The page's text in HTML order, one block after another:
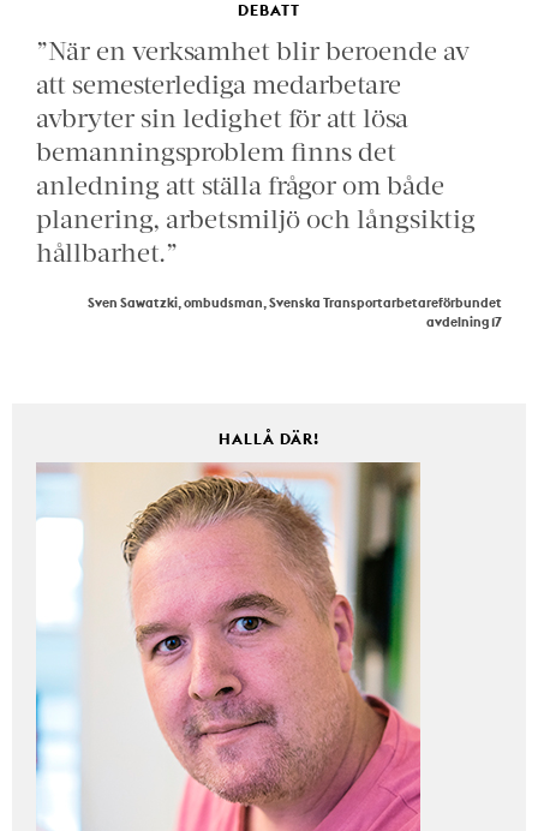
DEBATT
”När en verksamhet blir beroende av
att semesterlediga medarbetare
avbryter sin ledighet för att lösa
bemanningsproblem finns det
anledning att ställa frågor om både
planering, arbetsmiljö och långsiktig
hållbarhet.”
Sven Sawatzki, ombudsman, Svenska Transportarbetareförbundet
avdelning 17
HALLÅ DÄR!